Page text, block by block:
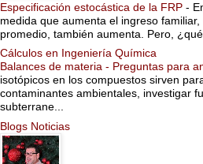
Especificación estocástica de la FRP -
medida que aumenta el ingreso
promedio, también aumenta. Pero,
Cálculos en Ingeniería Química
Balances de materia - Preguntas para
isotópicos en los compuestos sirven
contaminantes ambientales, investigar
subterrane...
Blogs Noticias